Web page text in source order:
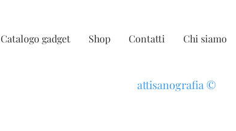
Catalogo gadget Shop Contatti Chi siamo
attisanografia ©